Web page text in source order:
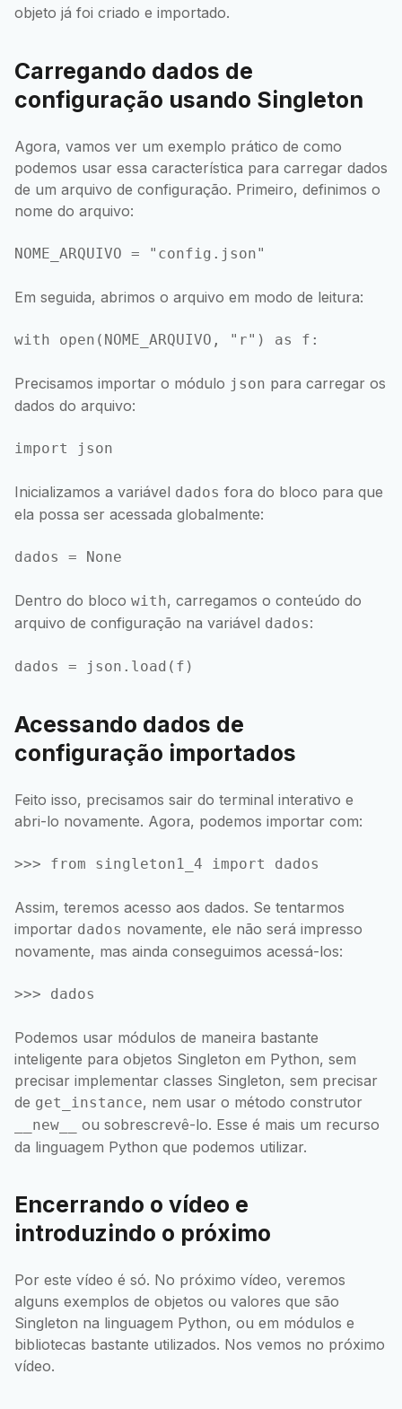
objeto já foi criado e importado.
Carregando dados de
configuração usando Singleton
Agora, vamos ver um exemplo prático de como
podemos usar essa característica para carregar dados
de um arquivo de configuração. Primeiro, definimos o
nome do arquivo:
Em seguida, abrimos o arquivo em modo de leitura:
Precisamos importar o módulo json para carregar os
dados do arquivo:
Inicializamos a variável dados fora do bloco para que
ela possa ser acessada globalmente:
Dentro do bloco with, carregamos o conteúdo do
arquivo de configuração na variável dados:
Acessando dados de
configuração importados
Feito isso, precisamos sair do terminal interativo e
abri-lo novamente. Agora, podemos importar com:
Assim, teremos acesso aos dados. Se tentarmos
importar dados novamente, ele não será impresso
novamente, mas ainda conseguimos acessá-los:
Podemos usar módulos de maneira bastante
inteligente para objetos Singleton em Python, sem
precisar implementar classes Singleton, sem precisar
de get_instance, nem usar o método construtor
__new__
ou sobrescrevê-lo. Esse é mais um recurso
da linguagem Python que podemos utilizar.
Encerrando o vídeo e
introduzindo o próximo
Por este vídeo é só. No próximo vídeo, veremos
alguns exemplos de objetos ou valores que são
Singleton na linguagem Python, ou em módulos e
bibliotecas bastante utilizados. Nos vemos no próximo
vídeo.